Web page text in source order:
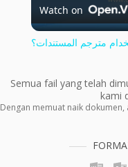
Watch on
مترجم المستندات؟
Semua fail yang telah
kami
Dengan memuat naik